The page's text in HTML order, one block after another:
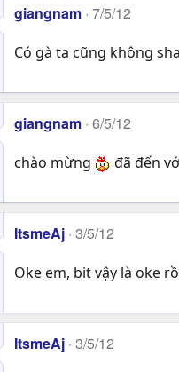
giangnam 7/5/12
Có gà ta cũng không
giangnam 6/5/12
chào mừng đã đến
ItsmeAj 3/5/12
Oke em, bit vậy là oke
ItsmeAj 3/5/12